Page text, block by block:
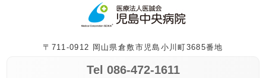
〒711-0912 岡山県倉敷市児島小川町3685番地
Tel 086-472-1611